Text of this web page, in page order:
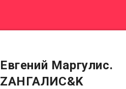
Евгений Маргулис.
ZАНГАЛИС&K